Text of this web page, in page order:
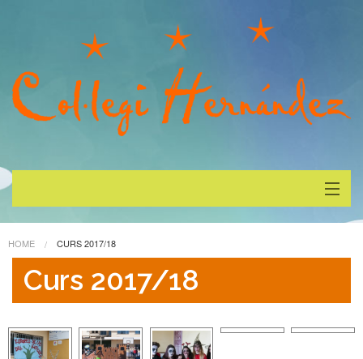
Inici
Galeria
On Estem
HOME CURS 2017/18
Curs 2017/18